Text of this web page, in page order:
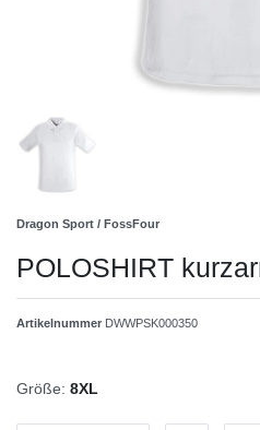
Dragon Sport / FossFour
POLOSHIRT
Artikelnummer DWWPSK000350
Größe: 8XL